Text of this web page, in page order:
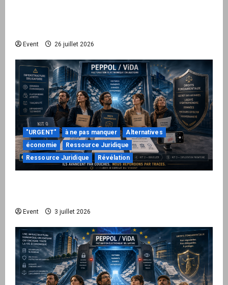
Event 26 juillet 2026
"URGENT" à ne pas manquer
Alternatives
économie
Ressource Juridique
Ressource Juridique
Révélation
Event 3 juillet 2026